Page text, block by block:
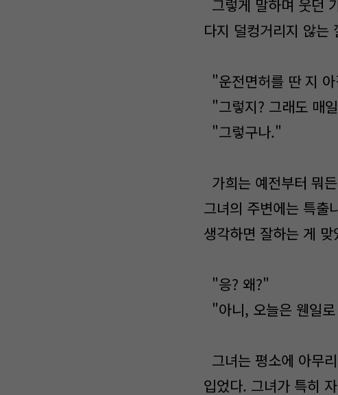
그렇게 말하며 웃던
다지 덜컹거리지 않는
"운전면허를 딴 지 아
"그렇지? 그래도 매
"그렇구나."
가희는 예전부터 뭐
그녀의 주변에는 특출
생각하면 잘하는 게
"응? 왜?"
"아니, 오늘은 웬일
그녀는 평소에 아무
입었다. 그녀가 특히